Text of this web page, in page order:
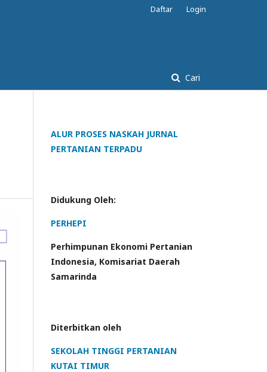
Cari
Daftar Login
ALUR PROSES NASKAH JURNAL
PERTANIAN TERPADU
Didukung Oleh:
PERHEPI
Perhimpunan Ekonomi Pertanian
Indonesia, Komisariat Daerah
Samarinda
Diterbitkan oleh
SEKOLAH TINGGI PERTANIAN
KUTAI TIMUR